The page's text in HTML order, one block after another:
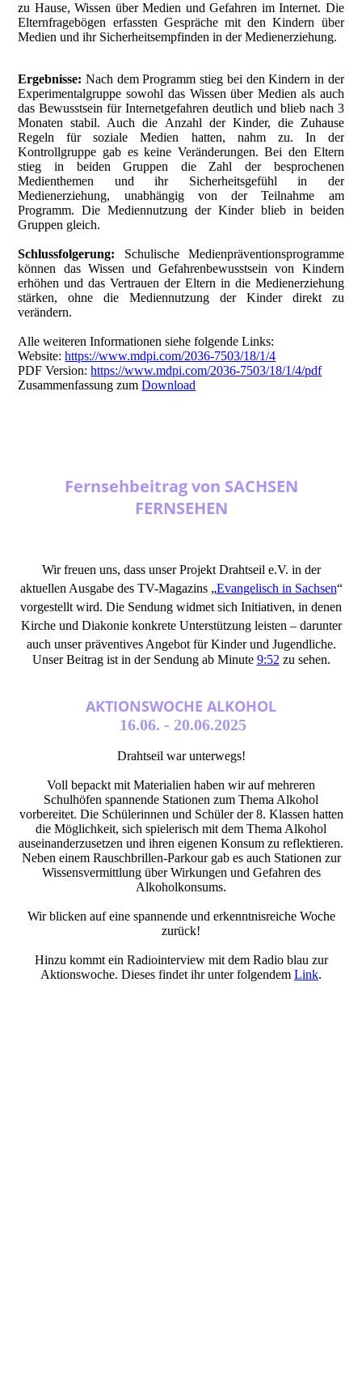
zu Hause, Wissen über Medien und Gefahren im Internet. Die
Elternfragebögen erfassten Gespräche mit den Kindern über
Medien und ihr Sicherheitsempfinden in der Medienerziehung.
Ergebnisse: Nach dem Programm stieg bei den Kindern in der
Experimentalgruppe sowohl das Wissen über Medien als auch
das Bewusstsein für Internetgefahren deutlich und blieb nach 3
Monaten stabil. Auch die Anzahl der Kinder, die Zuhause
Regeln für soziale Medien hatten, nahm zu. In der
Kontrollgruppe gab es keine Veränderungen. Bei den Eltern
stieg in beiden Gruppen die Zahl der besprochenen
Medienthemen und ihr Sicherheitsgefühl in der
Medienerziehung, unabhängig von der Teilnahme am
Programm. Die Mediennutzung der Kinder blieb in beiden
Gruppen gleich.
Schlussfolgerung: Schulische Medienpräventionsprogramme
können das Wissen und Gefahrenbewusstsein von Kindern
erhöhen und das Vertrauen der Eltern in die Medienerziehung
stärken, ohne die Mediennutzung der Kinder direkt zu
verändern.
Alle weiteren Informationen siehe folgende Links:
Website:https://www.mdpi.com/2036-7503/18/1/4
PDF Version:https://www.mdpi.com/2036-7503/18/1/4/pdf
Zusammenfassung zumDownload
Fernsehbeitrag von SACHSEN
FERNSEHEN
Wir freuen uns, dass unser Projekt Drahtseil e.V. in der
aktuellen Ausgabe des TV-Magazins „Evangelisch in Sachsen“
vorgestellt wird. Die Sendung widmet sich Initiativen, in denen
Kirche und Diakonie konkrete Unterstützung leisten – darunter
auch unser präventives Angebot für Kinder und Jugendliche.
Unser Beitrag ist in der Sendung ab Minute 9:52 zu sehen.
AKTIONSWOCHE ALKOHOL
16.06. - 20.06.2025
Drahtseil war unterwegs!
Voll bepackt mit Materialien haben wir auf mehreren
Schulhöfen spannende Stationen zum Thema Alkohol
vorbereitet. Die Schülerinnen und Schüler der 8. Klassen hatten
die Möglichkeit, sich spielerisch mit dem Thema Alkohol
auseinanderzusetzen und ihren eigenen Konsum zu reflektieren.
Neben einem Rauschbrillen-Parkour gab es auch Stationen zur
Wissensvermittlung über Wirkungen und Gefahren des
Alkoholkonsums.
Wir blicken auf eine spannende und erkenntnisreiche Woche
zurück!
Hinzu kommt ein Radiointerview mit dem Radio blau zur
Aktionswoche. Dieses findet ihr unter folgendem Link.